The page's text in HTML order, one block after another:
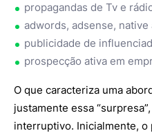
propagandas de Tv e
adwords, adsense, native
publicidade de
prospecção ativa em
O que caracteriza uma
justamente essa
interruptivo. Inicialmente,